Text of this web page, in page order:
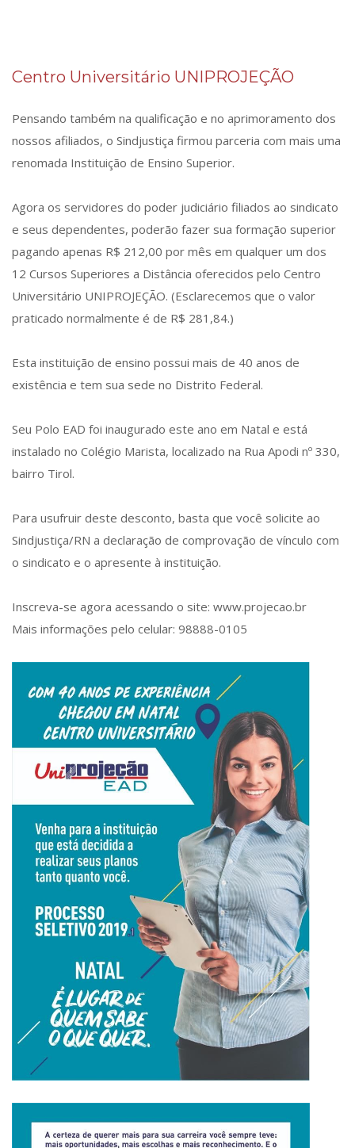
Centro Universitário UNIPROJEÇÃO
Pensando também na qualificação e no aprimoramento dos
nossos afiliados, o Sindjustiça firmou parceria com mais uma
renomada Instituição de Ensino Superior.
Agora os servidores do poder judiciário filiados ao sindicato
e seus dependentes, poderão fazer sua formação superior
pagando apenas R$ 212,00 por mês em qualquer um dos
12 Cursos Superiores a Distância oferecidos pelo Centro
Universitário UNIPROJEÇÃO. (Esclarecemos que o valor
praticado normalmente é de R$ 281,84.)
Esta instituição de ensino possui mais de 40 anos de
existência e tem sua sede no Distrito Federal.
Seu Polo EAD foi inaugurado este ano em Natal e está
instalado no Colégio Marista, localizado na Rua Apodi nº 330,
bairro Tirol.
Para usufruir deste desconto, basta que você solicite ao
Sindjustiça/RN a declaração de comprovação de vínculo com
o sindicato e o apresente à instituição.
Inscreva-se agora acessando o site: www.projecao.br
Mais informações pelo celular: 98888-0105